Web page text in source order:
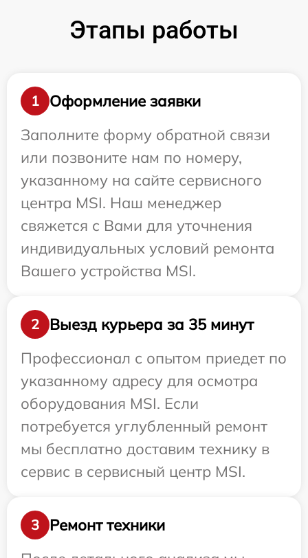
Этапы работы
1
Оформление заявки
Заполните форму обратной связи
или позвоните нам по номеру,
указанному на сайте сервисного
центра MSI. Наш менеджер
свяжется с Вами для уточнения
индивидуальных условий ремонта
Вашего устройства MSI.
2
Выезд курьера за 35 минут
Профессионал с опытом приедет по
указанному адресу для осмотра
оборудования MSI. Если
потребуется углубленный ремонт
мы бесплатно доставим технику в
сервис в сервисный центр MSI.
3
Ремонт техники